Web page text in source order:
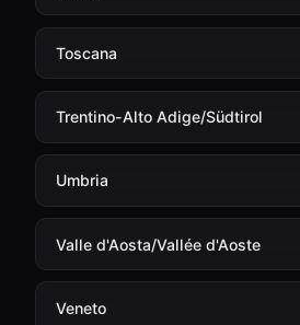
Toscana
Trentino-Alto Adige/Südtirol
Umbria
Valle d'Aosta/Vallée d'Aoste
Veneto